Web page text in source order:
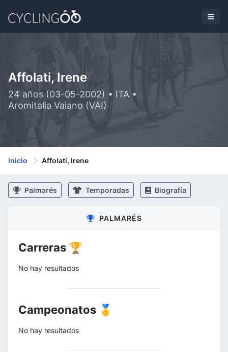
Affolati, Irene
24 años (03-05-2002) • ITA •
Aromitalia Vaiano (VAI)
Inicio Affolati, Irene
Palmarés Temporadas Biografía
PALMARÉS
Carreras 🏆
No hay resultados
Campeonatos 🥇
No hay resultados